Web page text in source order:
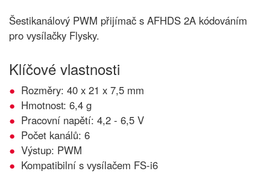
Šestikanálový PWM přijímač s AFHDS 2A kódováním
pro vysílačky Flysky.
Klíčové vlastnosti
Rozměry: 40 x 21 x 7,5 mm
Hmotnost: 6,4 g
Pracovní napětí: 4,2 - 6,5 V
Počet kanálů: 6
Výstup: PWM
Kompatibilní s vysílačem FS-i6